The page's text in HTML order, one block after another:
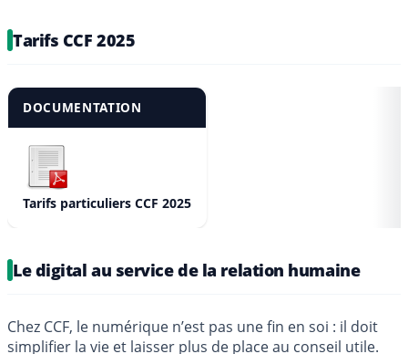
Tarifs CCF 2025
DOCUMENTATION
Tarifs particuliers CCF 2025
Le digital au service de la relation humaine
Chez CCF, le numérique n’est pas une fin en soi : il doit
simplifier la vie et laisser plus de place au conseil utile.